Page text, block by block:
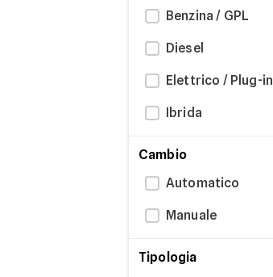
Benzina / GPL
Diesel
Elettrico / Plug-in
Ibrida
Cambio
Automatico
Manuale
Tipologia